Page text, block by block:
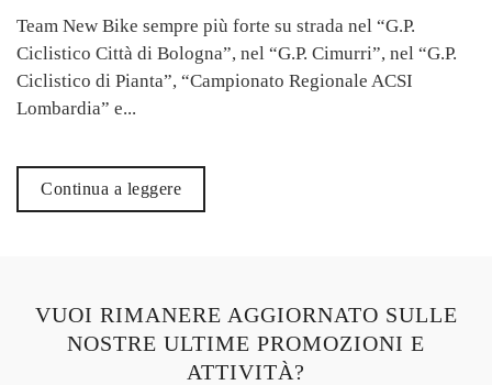
Team New Bike sempre più forte su strada nel “G.P.
Ciclistico Città di Bologna”, nel “G.P. Cimurri”, nel “G.P.
Ciclistico di Pianta”, “Campionato Regionale ACSI
Lombardia” e...
Continua a leggere
VUOI RIMANERE AGGIORNATO SULLE
NOSTRE ULTIME PROMOZIONI E
ATTIVITÀ?